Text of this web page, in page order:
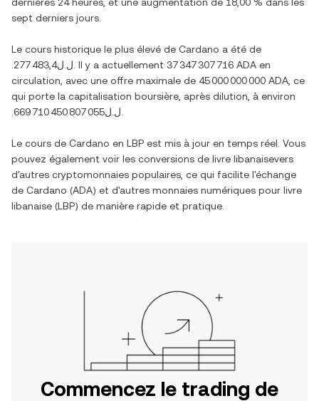
sept derniers jours.
Le cours historique le plus élevé de Cardano a été de
.ل.ل277 483,4 . Il y a actuellement 37 347 307 716 ADA en
circulation, avec une offre maximale de 45 000 000 000 ADA , ce
qui porte la capitalisation boursière, après dilution, à environ
.ل.ل669 710 450 807 055
Le cours de Cardano en LBP est mis à jour en temps réel. Vous
pouvez également voir les conversions de livre libanaisevers
d'autres cryptomonnaies populaires, ce qui facilite l'échange
de Cardano (ADA) et d'autres monnaies numériques pour livre
libanaise (LBP) de manière rapide et pratique.
Commencez le trading de